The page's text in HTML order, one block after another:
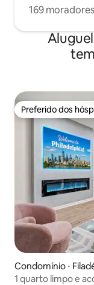
169
Preferido dos
Preferido dos
Condomínio ⋅
1 quarto limpo e